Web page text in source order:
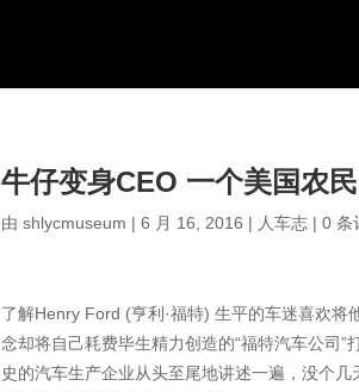
牛仔变身CEO 一个美国农
由shlycmuseum |6 月 16, 2016 | 人车志 |0 条
了解Henry Ford (亨利·福特) 生平的车迷喜欢
念却将自己耗费毕生精力创造的“福特汽车公司
史的汽车生产企业从头至尾地讲述一遍，没个